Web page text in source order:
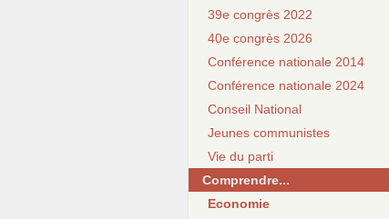
39e congrès 2022
40e congrès 2026
Conférence nationale 2014
Conférence nationale 2024
Conseil National
Jeunes communistes
Vie du parti
Comprendre...
Economie